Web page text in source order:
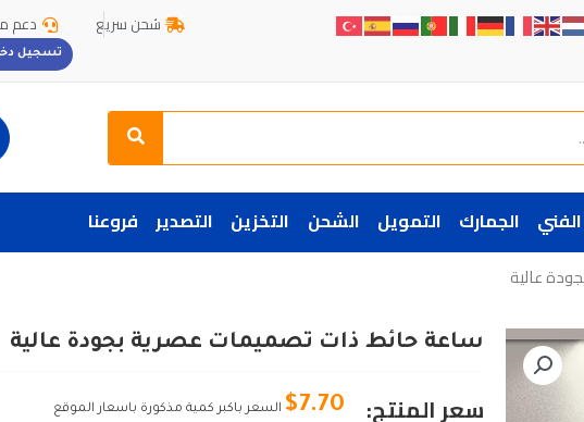
شحن سريع دعم
تسجيل
Search
الجمارك التمويل الشحن التخزين التصدير فروعنا
عالية
ساعة حائط ذات تصميمات عصرية بجودة عالية
سعر المنتج: $7.70 السعر باكبر كمية مذكورة باسعار الموقع